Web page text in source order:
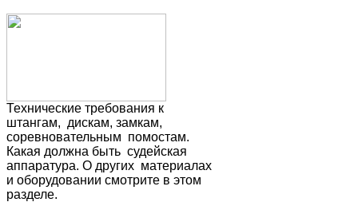
Технические требования к
штангам, дискам, замкам,
соревновательным помостам.
Какая должна быть судейская
аппаратура. О других материалах
и оборудовании смотрите в этом
разделе.